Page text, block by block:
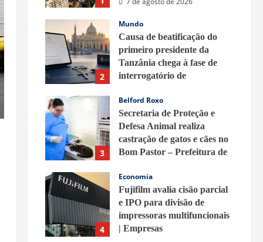
2
Mundo
Causa de beatificação do
primeiro presidente da
Tanzânia chega à fase de
interrogatório de
7 de agosto de 2026
3
Belford Roxo
Secretaria de Proteção e
Defesa Animal realiza
castração de gatos e cães no
Bom Pastor – Prefeitura de
7 de agosto de 2026
4
Economia
Fujifilm avalia cisão parcial
e IPO para divisão de
impressoras multifuncionais
| Empresas